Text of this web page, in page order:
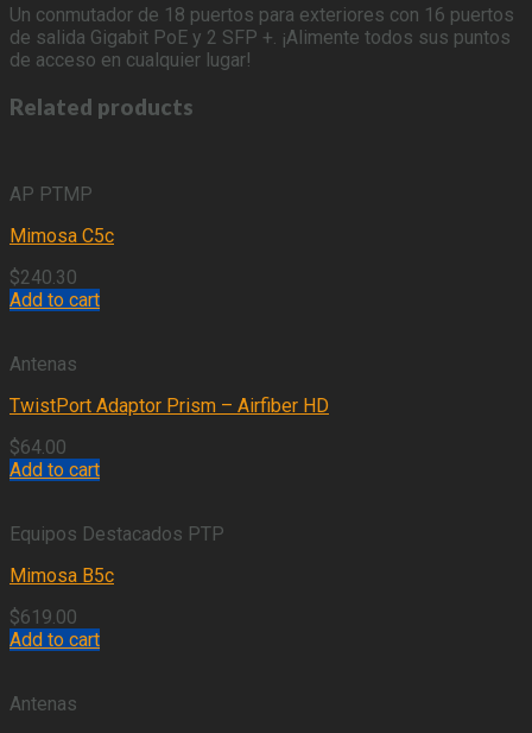
Un conmutador de 18 puertos para exteriores con 16 puertos
de salida Gigabit PoE y 2 SFP +. ¡Alimente todos sus puntos
de acceso en cualquier lugar!
Related products
AP PTMP
Mimosa C5c
$240.30
Add to cart
Antenas
TwistPort Adaptor Prism – Airfiber HD
$64.00
Add to cart
Equipos Destacados PTP
Mimosa B5c
$619.00
Add to cart
Antenas